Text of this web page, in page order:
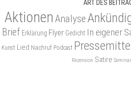
ART DES
Aktionen Analyse
Brief Erklärung Flyer Gedicht In eigener
Kunst Lied Nachruf Podcast
Rezension Satire Seminar